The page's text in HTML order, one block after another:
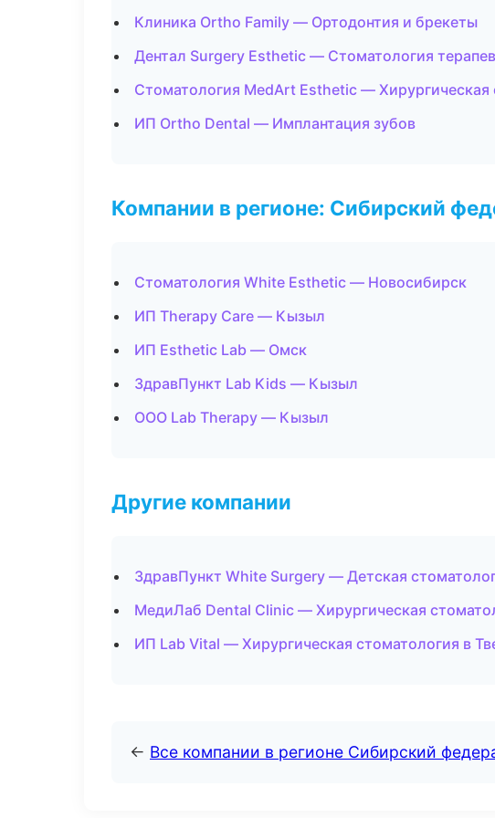
Клиника Ortho Family — Ортодонтия и брекеты
Дентал Surgery Esthetic — Стоматология
Стоматология MedArt Esthetic — Хирургическая
ИП Ortho Dental — Имплантация зубов
Компании в регионе: Сибирский
Стоматология White Esthetic — Новосибирск
ИП Therapy Care — Кызыл
ИП Esthetic Lab — Омск
ЗдравПункт Lab Kids — Кызыл
ООО Lab Therapy — Кызыл
Другие компании
ЗдравПункт White Surgery — Детская
МедиЛаб Dental Clinic — Хирургическая
ИП Lab Vital — Хирургическая стоматология в
← Все компании в регионе Сибирский